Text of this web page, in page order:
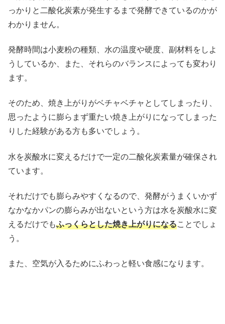
っかりと二酸化炭素が発生するまで発酵できているのかが
わかりません。
発酵時間は小麦粉の種類、水の温度や硬度、副材料をしよ
うしているか、また、それらのバランスによっても変わり
ます。
そのため、焼き上がりがベチャベチャとしてしまったり、
思ったように膨らまず重たい焼き上がりになってしまった
りした経験がある方も多いでしょう。
水を炭酸水に変えるだけで一定の二酸化炭素量が確保され
ています。
それだけでも膨らみやすくなるので、発酵がうまくいかず
なかなかパンの膨らみが出ないという方は水を炭酸水に変
えるだけでもふっくらとした焼き上がりになることでしょ
う。
また、空気が入るためにふわっと軽い食感になります。